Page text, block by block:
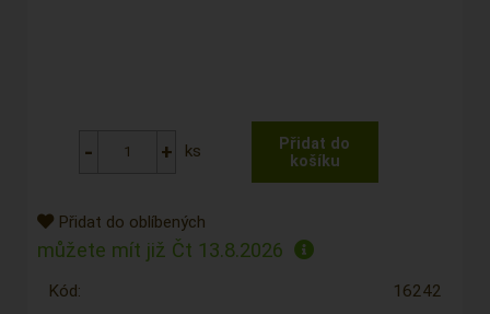
ks
Přidat do oblíbených
můžete mít již Čt 13.8.2026
Kód: 16242